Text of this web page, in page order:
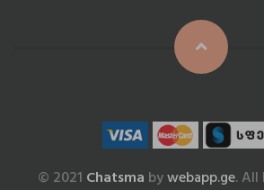
© 2021 Chatsma bywebapp.ge. All